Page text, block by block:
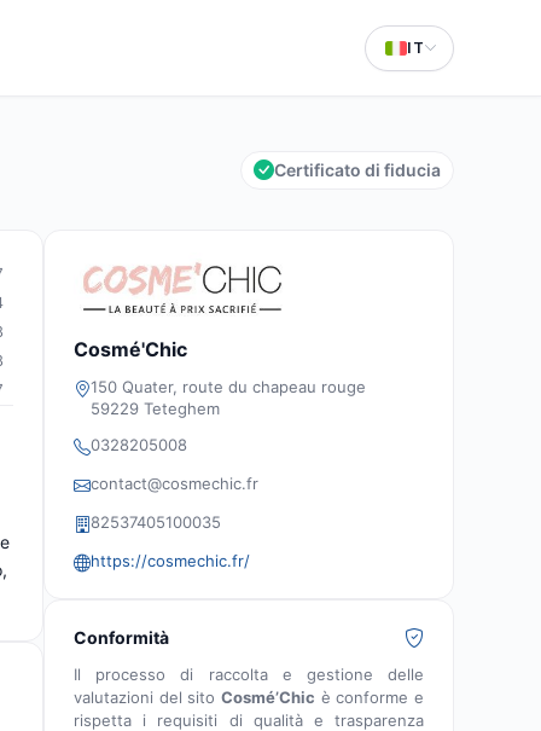
IT
Certificato di fiducia
Cosmé'Chic
150 Quater, route du chapeau rouge
59229 Teteghem
0328205008
contact@cosmechic.fr
82537405100035
https://cosmechic.fr/
Conformità
Il processo di raccolta e gestione delle
valutazioni del sito Cosmé’Chic è conforme e
rispetta i requisiti di qualità e trasparenza